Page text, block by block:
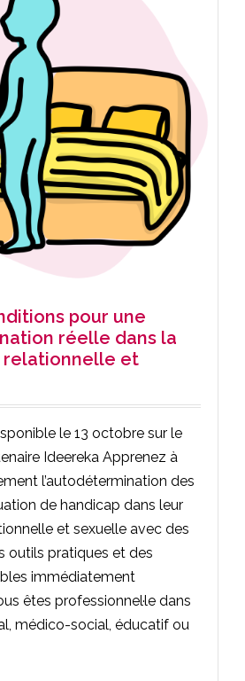
pour une
réelle dans la
relationnelle et
le 13 octobre sur le
Ideereka Apprenez à
l’autodétermination des
de handicap dans leur
et sexuelle avec des
outils pratiques et des
immédiatement
êtes professionnel·le dans
médico-social, éducatif ou